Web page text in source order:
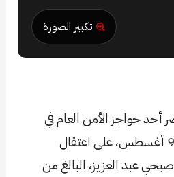
تكبير الصورة
أحد حواجز الأمن العام في
مدينة أعزاز، يوم السبت 9 أغسطس، على اعتقال
عبد العزيز، البالغ من